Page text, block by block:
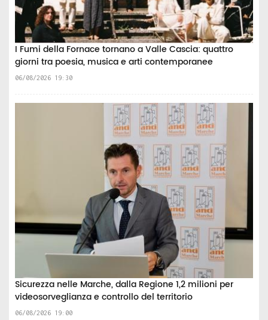
I Fumi della Fornace tornano a Valle Cascia: quattro
giorni tra poesia, musica e arti contemporanee
06/08/2026 19:30
Sicurezza nelle Marche, dalla Regione 1,2 milioni per
videosorveglianza e controllo del territorio
06/08/2026 19:00